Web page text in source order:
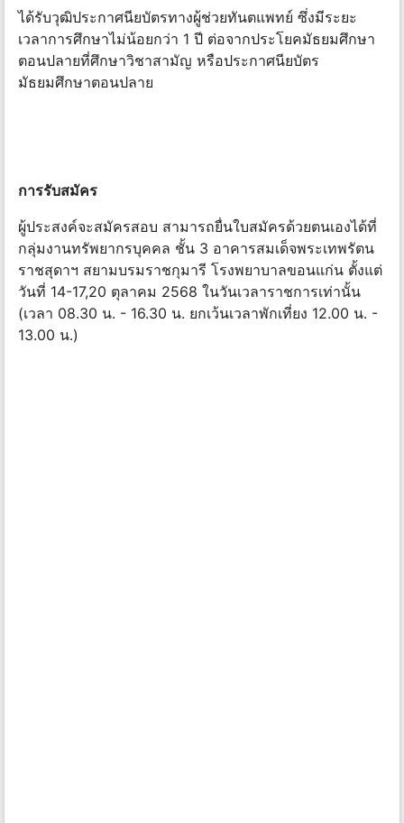
ได้รับวุฒิประกาศนียบัตรทางผู้ช่วยทันตแพทย์ ซึ่งมีระยะ
เวลาการศึกษาไม่น้อยกว่า 1 ปี ต่อจากประโยคมัธยมศึกษา
ตอนปลายที่ศึกษาวิชาสามัญ หรือประกาศนียบัตร
มัธยมศึกษาตอนปลาย
การรับสมัคร
ผู้ประสงค์จะสมัครสอบ สามารถยื่นใบสมัครด้วยตนเองได้ที่
กลุ่มงานทรัพยากรบุคคล ชั้น 3 อาคารสมเด็จพระเทพรัตน
ราชสุดาฯ สยามบรมราชกุมารี โรงพยาบาลขอนแก่น ตั้งแต่
วันที่ 14-17,20 ตุลาคม 2568 ในวันเวลาราชการเท่านั้น
(เวลา 08.30 น. - 16.30 น. ยกเว้นเวลาพักเที่ยง 12.00 น. -
13.00 น.)